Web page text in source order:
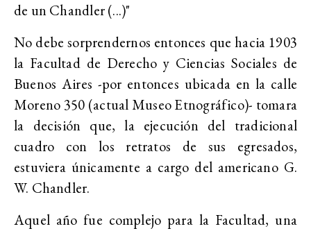
de un Chandler (...)"
No debe sorprendernos entonces que hacia 1903
la Facultad de Derecho y Ciencias Sociales de
Buenos Aires -por entonces ubicada en la calle
Moreno 350 (actual Museo Etnográfico)- tomara
la decisión que, la ejecución del tradicional
cuadro con los retratos de sus egresados,
estuviera únicamente a cargo del americano G.
W. Chandler.
Aquel año fue complejo para la Facultad, una